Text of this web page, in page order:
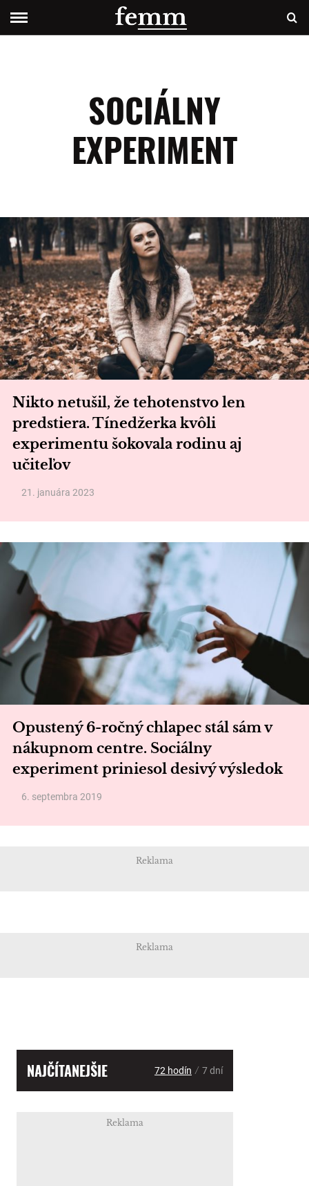
SOCIÁLNY
EXPERIMENT
Nikto netušil, že tehotenstvo len
predstiera. Tínedžerka kvôli
experimentu šokovala rodinu aj
učiteľov
21. januára 2023
Opustený 6-ročný chlapec stál sám v
nákupnom centre. Sociálny
experiment priniesol desivý výsledok
6. septembra 2019
Reklama
Reklama
NAJČÍTANEJŠIE 72 hodín / 7 dní
Reklama